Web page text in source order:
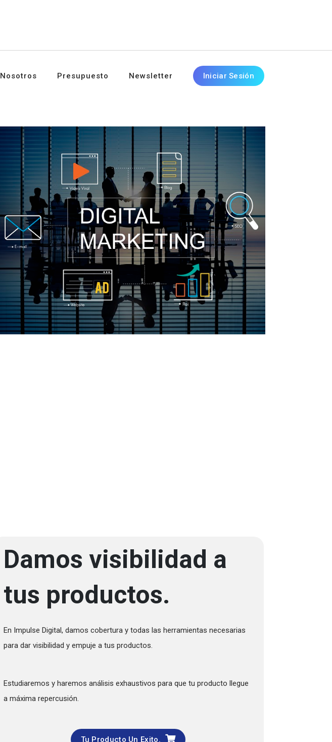
Nosotros Presupuesto Newsletter Iniciar Sesión
Damos visibilidad a
tus productos.
En Impulse Digital, damos cobertura y todas las herramientas necesarias
para dar visibilidad y empuje a tus productos.
Estudiaremos y haremos análisis exhaustivos para que tu producto llegue
a máxima repercusión.
Tu Producto Un Exito.